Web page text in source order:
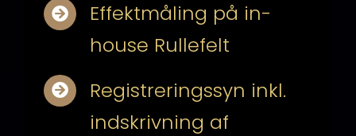
Effektmåling på in-
house Rullefelt
Registreringssyn inkl.
indskrivning af